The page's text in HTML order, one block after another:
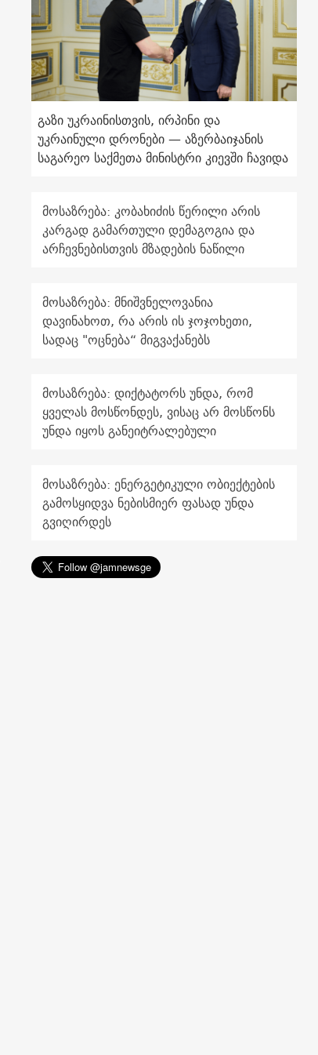
გაზი უკრაინისთვის, ირპინი და
უკრაინული დრონები — აზერბაიჯანის
საგარეო საქმეთა მინისტრი კიევში ჩავიდა
მოსაზრება: კობახიძის წერილი არის
კარგად გამართული დემაგოგია და
არჩევნებისთვის მზადების ნაწილი
მოსაზრება: მნიშვნელოვანია
დავინახოთ, რა არის ის ჯოჯოხეთი,
სადაც "ოცნება“ მიგვაქანებს
მოსაზრება: დიქტატორს უნდა, რომ
ყველას მოსწონდეს, ვისაც არ მოსწონს
უნდა იყოს განეიტრალებული
მოსაზრება: ენერგეტიკული ობიექტების
გამოსყიდვა ნებისმიერ ფასად უნდა
გვიღირდეს